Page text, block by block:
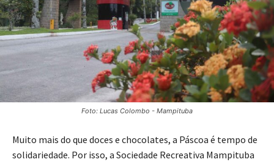
Foto: Lucas Colombo - Mampituba
Muito mais do que doces e chocolates, a Páscoa é tempo de
solidariedade. Por isso, a Sociedade Recreativa Mampituba